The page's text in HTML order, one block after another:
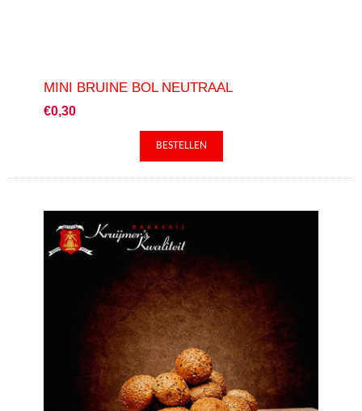
MINI BRUINE BOL NEUTRAAL
€0,30